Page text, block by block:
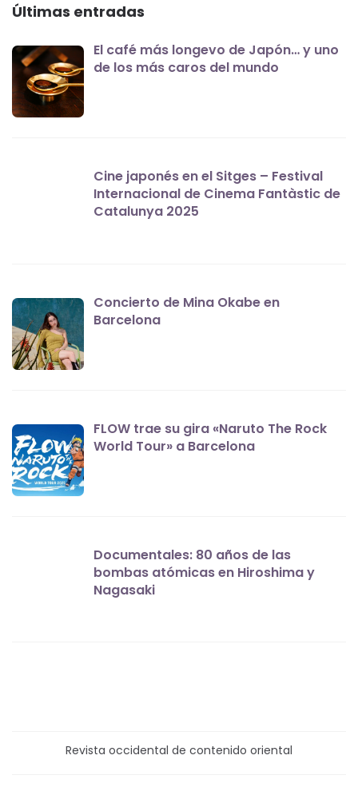
Últimas entradas
El café más longevo de Japón… y uno
de los más caros del mundo
Cine japonés en el Sitges – Festival
Internacional de Cinema Fantàstic de
Catalunya 2025
Concierto de Mina Okabe en
Barcelona
FLOW trae su gira «Naruto The Rock
World Tour» a Barcelona
Documentales: 80 años de las
bombas atómicas en Hiroshima y
Nagasaki
Revista occidental de contenido oriental